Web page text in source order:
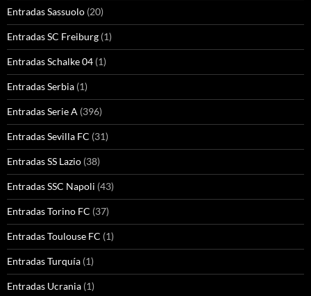
Entradas Sassuolo (20)
Entradas SC Freiburg (1)
Entradas Schalke 04 (1)
Entradas Serbia (1)
Entradas Serie A (396)
Entradas Sevilla FC (31)
Entradas SS Lazio (38)
Entradas SSC Napoli (43)
Entradas Torino FC (37)
Entradas Toulouse FC (1)
Entradas Turquía (1)
Entradas Ucrania (1)